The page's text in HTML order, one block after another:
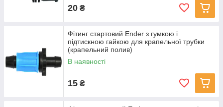
20 ₴
Фітинг стартовий Ender з гумкою і
підтискною гайкою для крапельної трубки
(крапельний полив)
В наявності
15 ₴